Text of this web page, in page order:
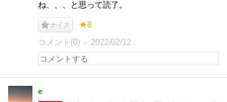
ね、、、と思って読了。
ナイス ★8
コメント(0) 2022/02/12
e